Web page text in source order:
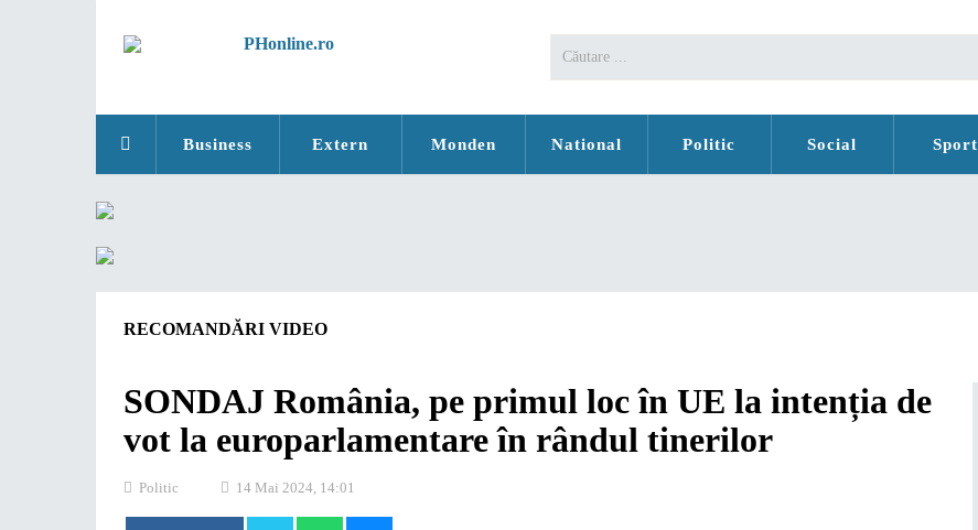
Business Extern Monden National Politic Social Sport
RECOMANDĂRI VIDEO
SONDAJ România, pe primul loc în UE la intenția de
vot la europarlamentare în rândul tinerilor
Politic 14 Mai 2024, 14:01